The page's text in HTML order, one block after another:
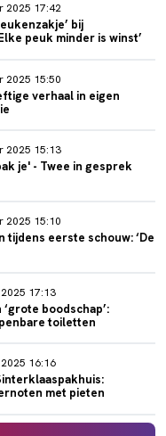
2025 17:42
bij
peuk minder is winst’
2025 15:50
verhaal in eigen
2025 15:13
je' - Twee in gesprek
2025 15:10
tijdens eerste schouw: ‘De
17:13
‘grote boodschap’:
toiletten
16:16
met pieten